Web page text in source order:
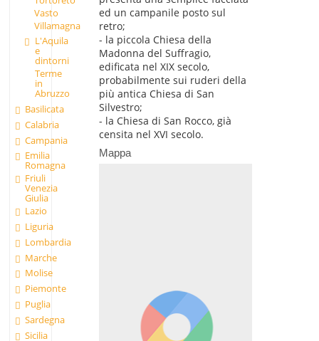
Vasto
Villamagna
L'Aquila
e
dintorni
Terme
in
Abruzzo
Basilicata
Calabria
Campania
Emilia
Romagna
Friuli
Venezia
Giulia
Lazio
Liguria
Lombardia
Marche
Molise
Piemonte
Puglia
Sardegna
Sicilia
ed un campanile posto sul
retro;
- la piccola Chiesa della
Madonna del Suffragio,
edificata nel XIX secolo,
probabilmente sui ruderi della
più antica Chiesa di San
Silvestro;
- la Chiesa di San Rocco, già
censita nel XVI secolo.
Mappa